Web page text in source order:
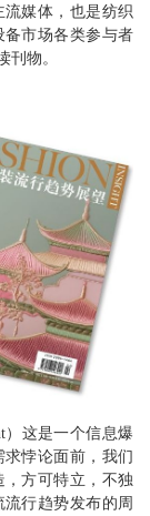
媒体，也是纺织
备市场各类参与者
刊物。
）这是一个信息爆
悖论面前，我们
方可特立，不独
行趋势发布的周